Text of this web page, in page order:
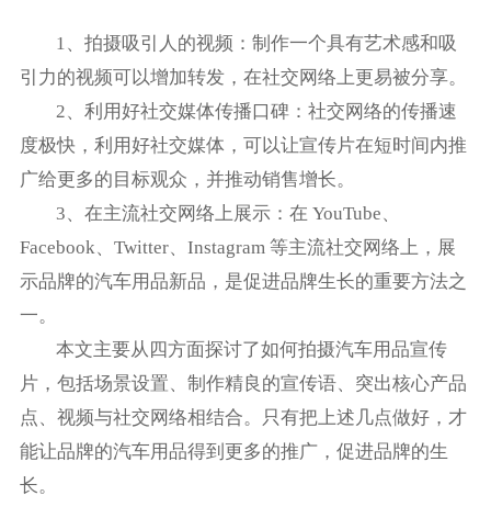
1、拍摄吸引人的视频：制作一个具有艺术感和吸
引力的视频可以增加转发，在社交网络上更易被分享。
2、利用好社交媒体传播口碑：社交网络的传播速
度极快，利用好社交媒体，可以让宣传片在短时间内推
广给更多的目标观众，并推动销售增长。
3、在主流社交网络上展示：在 YouTube、
Facebook、Twitter、Instagram 等主流社交网络上，展
示品牌的汽车用品新品，是促进品牌生长的重要方法之
一。
本文主要从四方面探讨了如何拍摄汽车用品宣传
片，包括场景设置、制作精良的宣传语、突出核心产品
点、视频与社交网络相结合。只有把上述几点做好，才
能让品牌的汽车用品得到更多的推广，促进品牌的生
长。